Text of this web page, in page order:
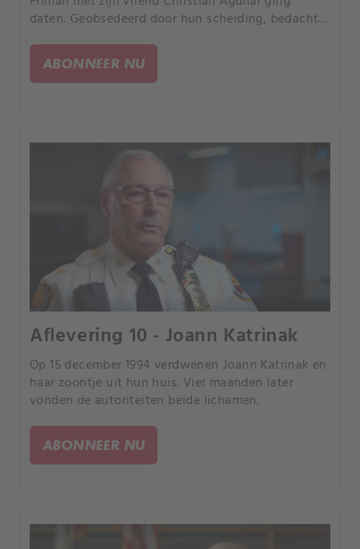
daten. Geobsedeerd door hun scheiding, bedacht
hebben.
ABONNEER NU
Aflevering 10 - Joann Katrinak
Op 15 december 1994 verdwenen Joann Katrinak en
haar zoontje uit hun huis. Vier maanden later
vonden de autoriteiten beide lichamen.
ABONNEER NU